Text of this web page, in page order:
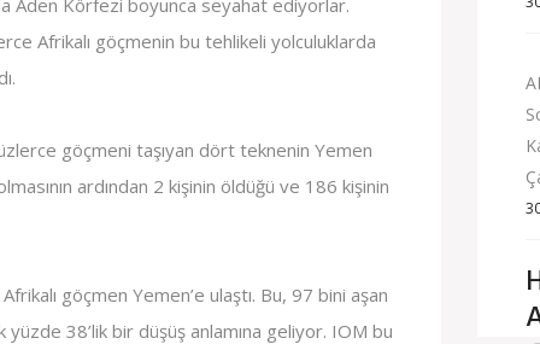
Afrikalı göçmenin bu tehlikeli yolculuklarda
göçmeni taşıyan dört teknenin Yemen
ardından 2 kişinin öldüğü ve 186 kişinin
göçmen Yemen’e ulaştı. Bu, 97 bini aşan
38’lik bir düşüş anlamına geliyor. IOM bu